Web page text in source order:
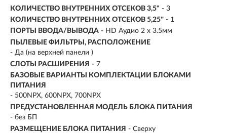
КОЛИЧЕСТВО ВНУТРЕННИХ ОТСЕКОВ 3,5" - 3
КОЛИЧЕСТВО ВНУТРЕННИХ ОТСЕКОВ 5,25'' - 1
ПОРТЫ ВВОДА/ВЫВОДА - HD Аудио 2 x 3.5мм
ПЫЛЕВЫЕ ФИЛЬТРЫ, РАСПОЛОЖЕНИЕ
- Да (на верхней панели )
СЛОТЫ РАСШИРЕНИЯ - 7
БАЗОВЫЕ ВАРИАНТЫ КОМПЛЕКТАЦИИ БЛОКАМИ
ПИТАНИЯ
- 500NPX, 600NPX, 700NPX
ПРЕДУСТАНОВЛЕННАЯ МОДЕЛЬ БЛОКА ПИТАНИЯ
- без БП
РАЗМЕЩЕНИЕ БЛОКА ПИТАНИЯ - Сверху